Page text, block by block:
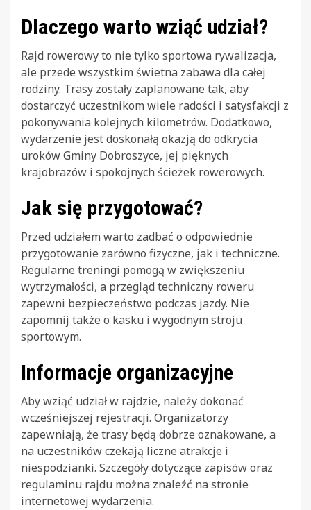
Dlaczego warto wziąć udział?
Rajd rowerowy to nie tylko sportowa rywalizacja,
ale przede wszystkim świetna zabawa dla całej
rodziny. Trasy zostały zaplanowane tak, aby
dostarczyć uczestnikom wiele radości i satysfakcji z
pokonywania kolejnych kilometrów. Dodatkowo,
wydarzenie jest doskonałą okazją do odkrycia
uroków Gminy Dobroszyce, jej pięknych
krajobrazów i spokojnych ścieżek rowerowych.
Jak się przygotować?
Przed udziałem warto zadbać o odpowiednie
przygotowanie zarówno fizyczne, jak i techniczne.
Regularne treningi pomogą w zwiększeniu
wytrzymałości, a przegląd techniczny roweru
zapewni bezpieczeństwo podczas jazdy. Nie
zapomnij także o kasku i wygodnym stroju
sportowym.
Informacje organizacyjne
Aby wziąć udział w rajdzie, należy dokonać
wcześniejszej rejestracji. Organizatorzy
zapewniają, że trasy będą dobrze oznakowane, a
na uczestników czekają liczne atrakcje i
niespodzianki. Szczegóły dotyczące zapisów oraz
regulaminu rajdu można znaleźć na stronie
internetowej wydarzenia.